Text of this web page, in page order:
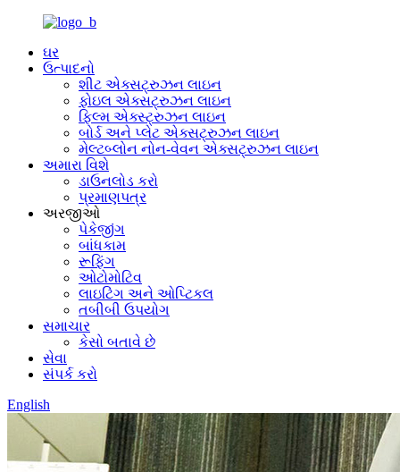
ઘર
ઉત્પાદનો
શીટ એક્સટ્રુઝન લાઇન
ફોઇલ એક્સટ્રુઝન લાઇન
ફિલ્મ એક્સ્ટ્રુઝન લાઇન
બોર્ડ અને પ્લેટ એક્સટ્રુઝન લાઇન
મેલ્ટબ્લોન નોન-વેવન એક્સટ્રુઝન લાઇન
અમારા વિશે
ડાઉનલોડ કરો
પ્રમાણપત્ર
અરજીઓ
પેકેજીંગ
બાંધકામ
રૂફિંગ
ઓટોમોટિવ
લાઇટિંગ અને ઓપ્ટિકલ
તબીબી ઉપયોગ
સમાચાર
કેસો બતાવે છે
સેવા
સંપર્ક કરો
English